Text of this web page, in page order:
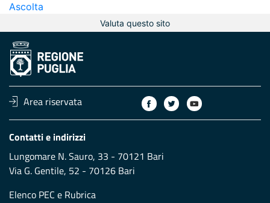
Ascolta
Valuta questo sito
Area riservata
Contatti e indirizzi
Lungomare N. Sauro, 33 - 70121 Bari
Via G. Gentile, 52 - 70126 Bari
Elenco PEC e Rubrica